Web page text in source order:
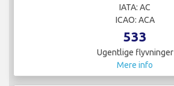
IATA: AC
ICAO: ACA
533
Ugentlige flyvninger
Mere info